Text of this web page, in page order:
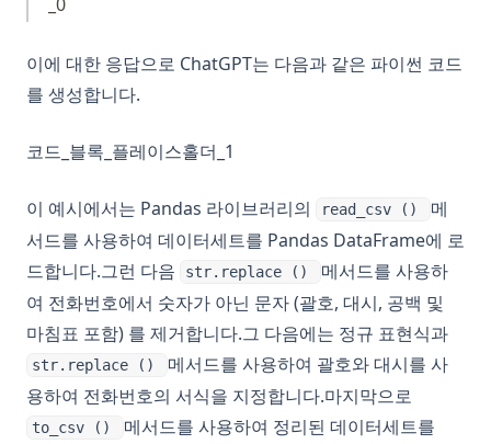
이에 대한 응답으로 ChatGPT는 다음과 같은 파이썬 코드
를 생성합니다.
코드_블록_플레이스홀더_1
이 예시에서는 Pandas 라이브러리의 read_csv ()
메
서드를 사용하여 데이터세트를 Pandas DataFrame에 로
드합니다.그런 다음
str.replace ()
메서드를 사용하
여 전화번호에서 숫자가 아닌 문자 (괄호, 대시, 공백 및
마침표 포함) 를 제거합니다.그 다음에는 정규 표현식과
str.replace ()
메서드를 사용하여 괄호와 대시를 사
용하여 전화번호의 서식을 지정합니다.마지막으로
to_csv ()
메서드를 사용하여 정리된 데이터세트를